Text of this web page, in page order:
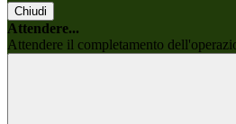
Chiudi
Attendere...
Attendere il completamento